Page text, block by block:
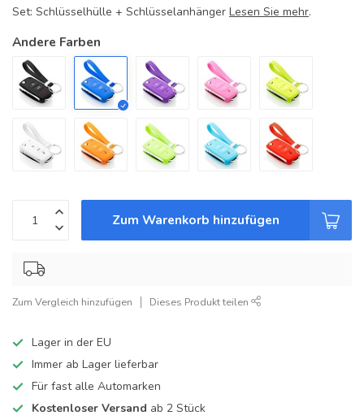
Set: Schlüsselhülle + Schlüsselanhänger Lesen Sie mehr.
Andere Farben
Zum Warenkorb hinzufügen
Zum Vergleich hinzufügen Dieses Produkt teilen
Lager in der EU
Immer ab Lager lieferbar
Für fast alle Automarken
Kostenloser Versand ab 2 Stück